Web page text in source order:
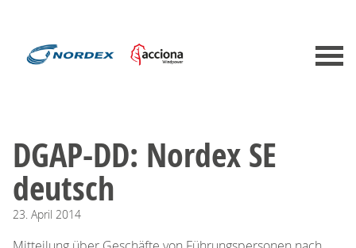
DGAP-DD: Nordex SE
deutsch
23. April 2014